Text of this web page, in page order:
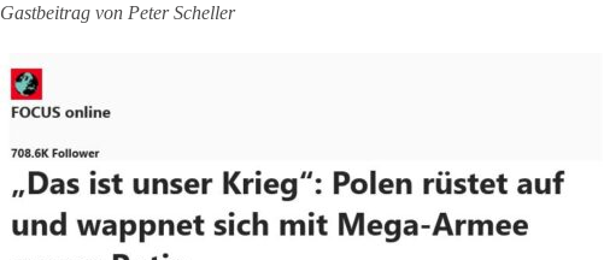
Gastbeitrag von Peter Scheller